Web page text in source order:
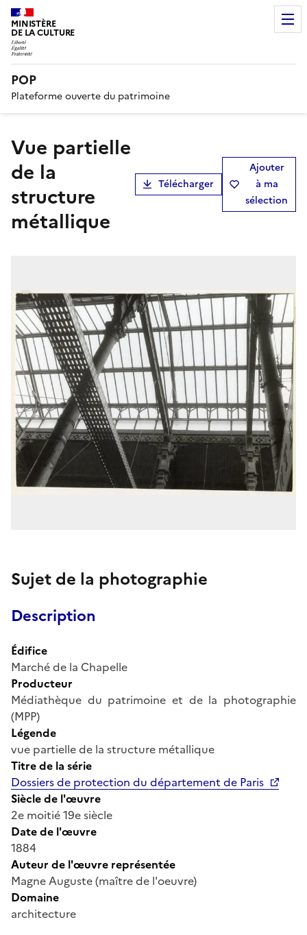
MINISTÈRE
DE LA CULTURE
POP
Plateforme ouverte du patrimoine
vue partielle
de la
structure
métallique
Télécharger
Ajouter
à ma
sélection
Sujet de la photographie
Description
Édifice
Marché de la Chapelle
Producteur
Médiathèque du patrimoine et de la photographie
(MPP)
Légende
vue partielle de la structure métallique
Titre de la série
Dossiers de protection du département de Paris
Siècle de l'œuvre
2e moitié 19e siècle
Date de l'œuvre
1884
Auteur de l'œuvre représentée
Magne Auguste (maître de l'oeuvre)
Domaine
architecture